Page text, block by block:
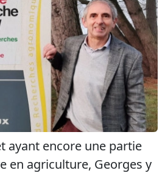
ayant encore une partie
en agriculture, Georges y